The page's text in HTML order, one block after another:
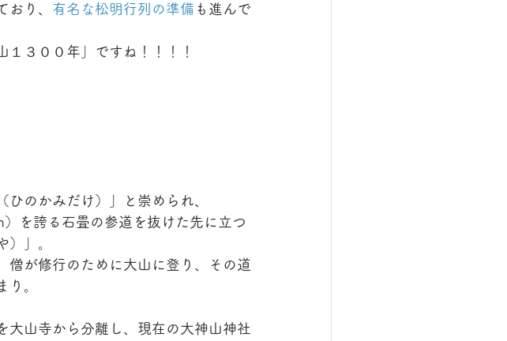
おり、 有名な松明行列の準備 も進んで
３００年」ですね！！！！
のかみだけ）」と崇められ、
を誇る石畳の参道を抜けた先に立つ
）」。
僧が修行のために大山に登り、その道
り。
大山寺から分離し、現在の大神山神社